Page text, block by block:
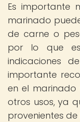
Es importante
marinado
de carne o
por lo que es
indicaciones
importante
en el marinado
otros usos, ya
provenientes